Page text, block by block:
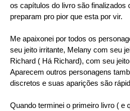
os capítulos do livro são finalizados
preparam pro pior que esta por vir.
Me apaixonei por todos os
seu jeito irritante, Melany com seu
Richard ( Há Richard), com seu
Aparecem outros personagens
discretos e suas aparições são
Quando terminei o primeiro livro ( e